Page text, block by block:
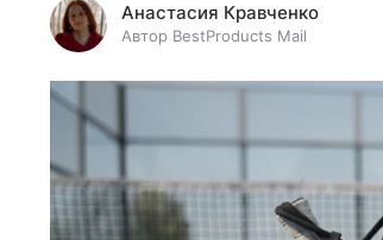
Анастасия Кравченко
Автор BestProducts Mail